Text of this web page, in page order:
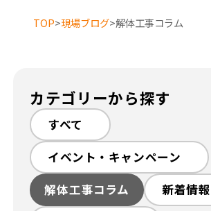
選ばれる理由
TOP>現場ブログ>解体工事コラム
カテゴリーから探す
すべて
イベント・キャンペーン
解体工事コラム
新着情報